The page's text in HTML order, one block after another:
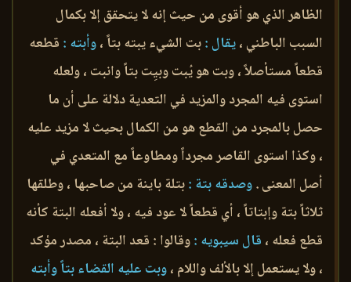
الظاهر الذي هو أقوى من حيث إنه لا يتحقق إلا بكمال
السبب الباطني ،يقال :بت الشيء يبته بتاً ،وأبته : قطعه
قطعاً مستأصلاً ، وبت هو يُبت وبيِت بتاً وانبت ، ولعله
استوى فيه المجرد والمزيد في التعدية دلالة على أن ما
حصل بالمجرد من القطع هو من الكمال بحيث لا مزيد عليه
، وكذا استوى القاصر مجرداً ومطاوعاً مع المتعدي في
أصل المعنى .وصدقه بتة :بتلة باينة من صاحبها ، وطلقها
ثلاثاً بتة وإبتاتاً ، أي قطعاً لا عود فيه ، ولا أفعله البتة كأنه
قطع فعله ، قال سيبويه :وقالوا : قعد البتة ، مصدر مؤكد
، ولا يستعمل إلا بالألف واللام ،وبت عليه القضاء بتاً وأبته